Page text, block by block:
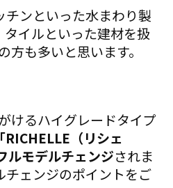
チンといった水まわり製
イルといった建材を扱
方も多いと思います。
けるハイグレードタイプ
「RICHELLE（リシェ
ルモデルチェンジされま
チェンジのポイントをご